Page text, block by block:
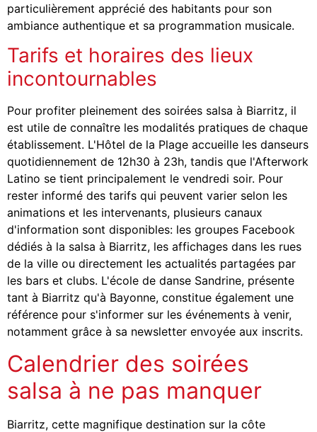
particulièrement apprécié des habitants pour son
ambiance authentique et sa programmation musicale.
Tarifs et horaires des lieux
incontournables
Pour profiter pleinement des soirées salsa à Biarritz, il
est utile de connaître les modalités pratiques de chaque
établissement. L'Hôtel de la Plage accueille les danseurs
quotidiennement de 12h30 à 23h, tandis que l'Afterwork
Latino se tient principalement le vendredi soir. Pour
rester informé des tarifs qui peuvent varier selon les
animations et les intervenants, plusieurs canaux
d'information sont disponibles: les groupes Facebook
dédiés à la salsa à Biarritz, les affichages dans les rues
de la ville ou directement les actualités partagées par
les bars et clubs. L'école de danse Sandrine, présente
tant à Biarritz qu'à Bayonne, constitue également une
référence pour s'informer sur les événements à venir,
notamment grâce à sa newsletter envoyée aux inscrits.
Calendrier des soirées
salsa à ne pas manquer
Biarritz, cette magnifique destination sur la côte